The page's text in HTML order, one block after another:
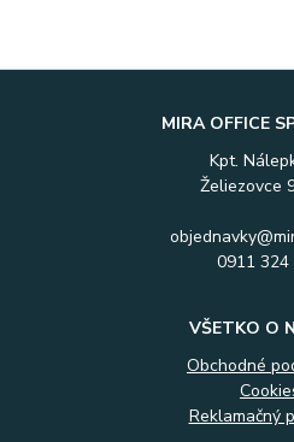
MIRA OFFICE
Kpt.
Želiezovce
0911 324
VŠETKO O
Obchodné
Reklamačný